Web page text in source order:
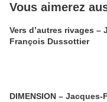
Vous aimerez
Vers d’autres rivages –
François Dussottier
DIMENSION – Jacques-